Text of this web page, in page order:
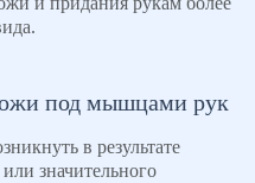
под мышцами рук
в результате
значительного